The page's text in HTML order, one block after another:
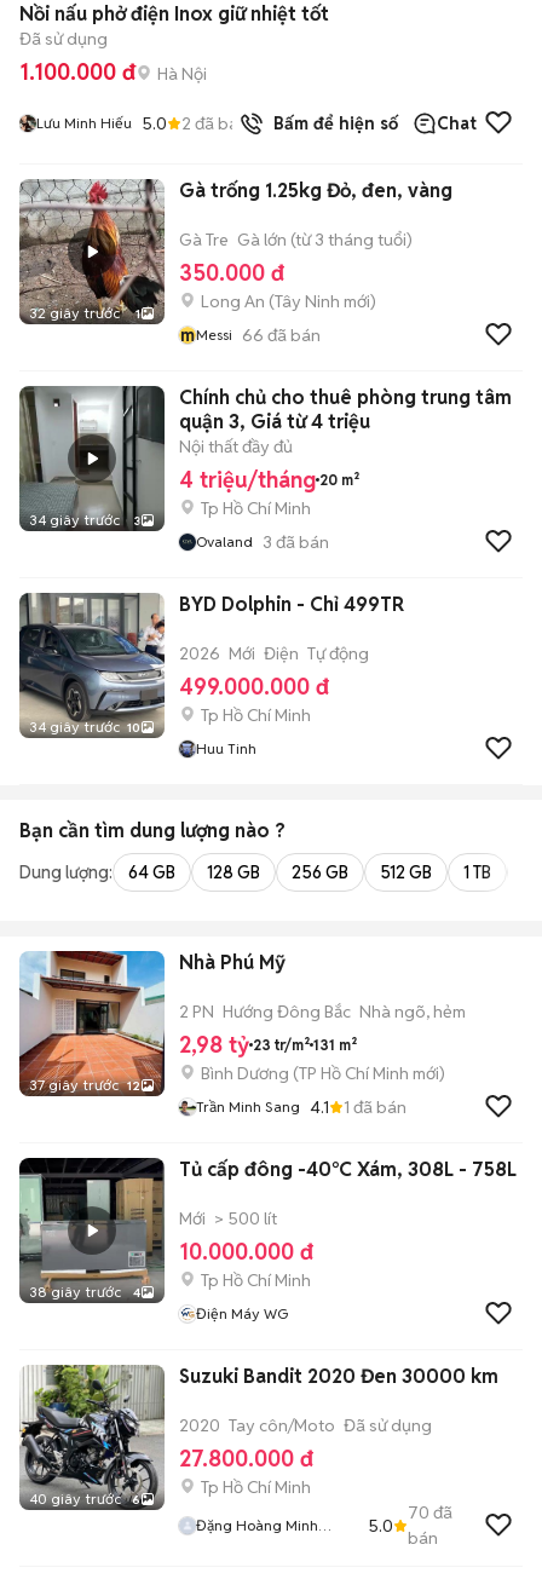
Nồi nấu phở điện Inox giữ nhiệt tốt
Đã sử dụng
1.100.000 đ Hà Nội
Lưu Minh Hiếu 5.0 2 đã bán Bấm để hiện số Chat
32 giây trước 1
Gà trống 1.25kg Đỏ, đen, vàng
Gà Tre Gà lớn (từ 3 tháng tuổi)
350.000 đ
Long An (Tây Ninh mới)
mMessi 66 đã bán
34 giây trước 3
Chính chủ cho thuê phòng trung tâm
quận 3, Giá từ 4 triệu
Nội thất đầy đủ
4 triệu/tháng 20 m²
Tp Hồ Chí Minh
Ovaland 3 đã bán
34 giây trước 10
BYD Dolphin - Chỉ 499TR
2026 Mới Điện Tự động
499.000.000 đ
Tp Hồ Chí Minh
Huu Tinh
Bạn cần tìm dung lượng nào ?
Dung lượng: 64 GB 128 GB 256 GB 512 GB 1 TB
37 giây trước 12
Nhà Phú Mỹ
2 PN Hướng Đông Bắc Nhà ngõ, hẻm
2,98 tỷ 23 tr/m² 131 m²
Bình Dương (TP Hồ Chí Minh mới)
Trần Minh Sang 4.1 1 đã bán
38 giây trước 4
Tủ cấp đông -40°C Xám, 308L - 758L
Mới > 500 lít
10.000.000 đ
Tp Hồ Chí Minh
Điện Máy WG
40 giây trước 6
Suzuki Bandit 2020 Đen 30000 km
2020 Tay côn/Moto Đã sử dụng
27.800.000 đ
Tp Hồ Chí Minh
Đặng Hoàng Minh
5.0
70 đã
bán